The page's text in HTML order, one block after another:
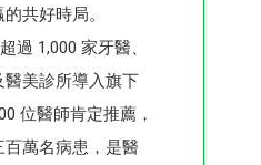
共好時局。
過 1,000 家牙醫、
美診所導入旗下
位醫師肯定推薦，
百萬名病患，是醫